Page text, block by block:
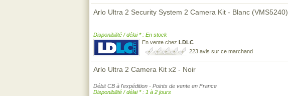
Arlo Ultra 2 Security System 2 Camera Kit - Blanc (VMS5240)
Disponibilité / délai * : En stock
En vente chez LDLC
223 avis sur ce marchand
Arlo Ultra 2 Camera Kit x2 - Noir
Débit CB à l'expédition - Points de vente en France
Disponibilité / délai * : 1 à 2 jours